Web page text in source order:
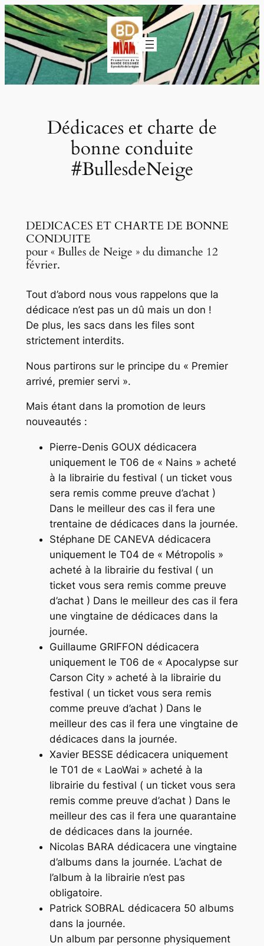
Aller
au
contenu
Dédicaces et charte de
bonne conduite
#BullesdeNeige
DEDICACES ET CHARTE DE BONNE
CONDUITE
pour « Bulles de Neige » du dimanche 12
février.
Tout d’abord nous vous rappelons que la
dédicace n’est pas un dû mais un don !
De plus, les sacs dans les files sont
strictement interdits.
Nous partirons sur le principe du « Premier
arrivé, premier servi ».
Mais étant dans la promotion de leurs
nouveautés :
Pierre-Denis GOUX dédicacera
uniquement le T06 de « Nains » acheté
à la librairie du festival ( un ticket vous
sera remis comme preuve d’achat )
Dans le meilleur des cas il fera une
trentaine de dédicaces dans la journée.
Stéphane DE CANEVA dédicacera
uniquement le T04 de « Métropolis »
acheté à la librairie du festival ( un
ticket vous sera remis comme preuve
d’achat ) Dans le meilleur des cas il fera
une vingtaine de dédicaces dans la
journée.
Guillaume GRIFFON dédicacera
uniquement le T06 de « Apocalypse sur
Carson City » acheté à la librairie du
festival ( un ticket vous sera remis
comme preuve d’achat ) Dans le
meilleur des cas il fera une vingtaine de
dédicaces dans la journée.
Xavier BESSE dédicacera uniquement
le T01 de « LaoWai » acheté à la
librairie du festival ( un ticket vous sera
remis comme preuve d’achat ) Dans le
meilleur des cas il fera une quarantaine
de dédicaces dans la journée.
Nicolas BARA dédicacera une vingtaine
d’albums dans la journée. L’achat de
l’album à la librairie n’est pas
obligatoire.
Patrick SOBRAL dédicacera 50 albums
dans la journée.
Un album par personne physiquement